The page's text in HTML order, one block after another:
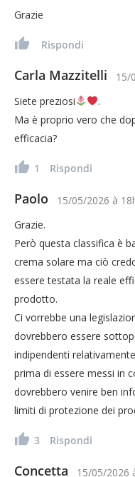
Grazie
Rispondi
Carla Mazzitelli 15/
Siete preziosi
.
Ma è proprio vero che
efficacia?
1 Rispondi
Paolo 15/05/2026 à
Grazie.
Però questa classifica è
crema solare ma ciò
essere testata la reale
prodotto.
Ci vorrebbe una
dovrebbero essere
indipendenti
prima di essere messi in
dovrebbero venire ben
limiti di protezione dei
3 Rispondi
Concetta 15/05/2026